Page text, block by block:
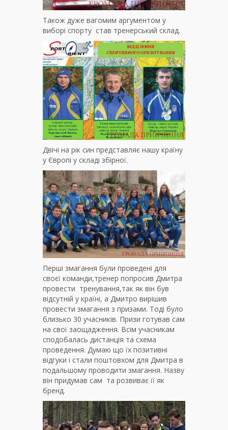
Також дуже вагомим аргументом у
виборі спорту став тренерський склад.
Двічі на рік син представляє нашу країну
у Європі у складі збірної.
Перші змагання були проведені для
своєї команди,тренер попросив Дмитра
провести тренування,так як він був
відсутній у країні, а Дмитро вирішив
провести змагання з призами. Тоді було
близько 30 учасників. Призи готував сам
на свої заощадження. Всім учасникам
сподобалась дистанція та схема
проведення. Думаю що їх позитивні
відгуки і стали поштовхом для Дмитра в
подальшому проводити змагання. Назву
він придумав сам та розвиває її як
бренд.